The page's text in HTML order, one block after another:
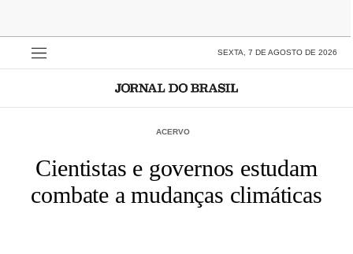
SEXTA, 7 DE AGOSTO DE 2026
ACERVO
Cientistas e governos estudam
combate a mudanças climáticas